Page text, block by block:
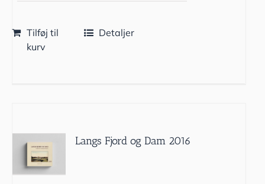
Tilføj til
kurv
Detaljer
Langs Fjord og Dam 2016